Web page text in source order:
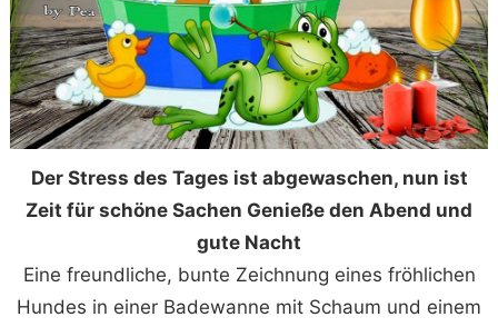
Der Stress des Tages ist abgewaschen, nun ist
Zeit für schöne Sachen Genieße den Abend und
gute Nacht
Eine freundliche, bunte Zeichnung eines fröhlichen
Hundes in einer Badewanne mit Schaum und einem